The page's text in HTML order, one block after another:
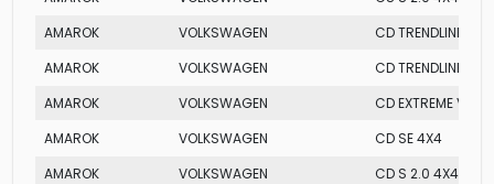
AMAROK
VOLKSWAGEN
CD TRENDLINE
AMAROK
VOLKSWAGEN
CD TRENDLINE
AMAROK
VOLKSWAGEN
CD EXTREME V6
AMAROK
VOLKSWAGEN
CD SE 4X4
AMAROK
VOLKSWAGEN
CD S 2.0 4X4